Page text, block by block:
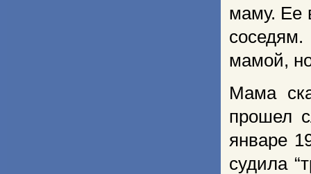
маму. Ее
мамой,
Мама
прошел
январе
судила